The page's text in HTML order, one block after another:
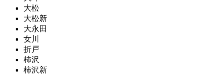
大松
大松新
大永田
女川
折戸
柿沢
柿沢新